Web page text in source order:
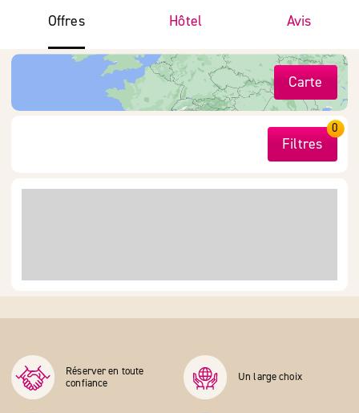
Offres Hôtel Avis
Carte
Filtres
0
Réserver en toute
confiance
Un large choix